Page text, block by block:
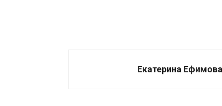
Екатерина Ефимова